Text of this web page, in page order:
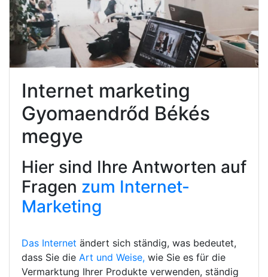
Internet marketing
Gyomaendrőd Békés
megye
Hier sind Ihre Antworten auf
Fragen zum Internet-
Marketing
Das Internet ändert sich ständig, was bedeutet,
dass Sie die Art und Weise, wie Sie es für die
Vermarktung Ihrer Produkte verwenden, ständig